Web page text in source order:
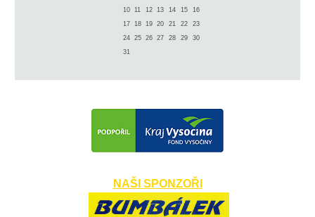
10
11 12 13 14 15
16
17
18 19 20 21 22
23
24
25 26 27 28 29
30
31
NAŠI SPONZOŘI